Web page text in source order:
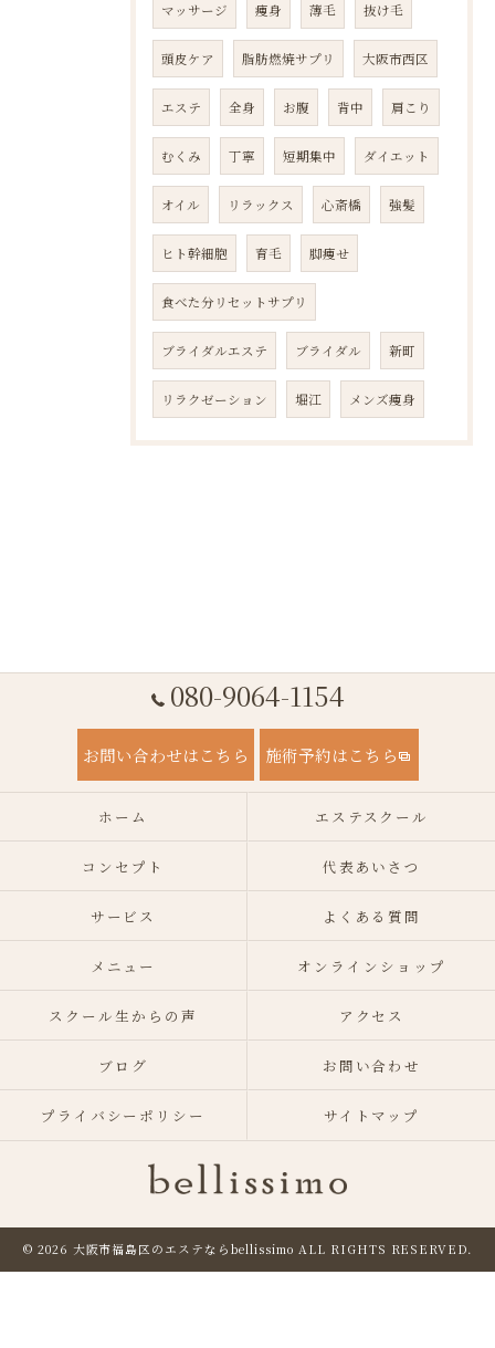
マッサージ 痩身 薄毛 抜け毛
頭皮ケア 脂肪燃焼サプリ 大阪市西区
エステ 全身 お腹 背中 肩こり
むくみ 丁寧 短期集中 ダイエット
オイル リラックス 心斎橋 強髪
ヒト幹細胞 育毛 脚痩せ
食べた分リセットサプリ
ブライダルエステ ブライダル 新町
リラクゼーション 堀江 メンズ痩身
080-9064-1154
お問い合わせはこちら 施術予約はこちら
ホーム エステスクール
コンセプト 代表あいさつ
サービス よくある質問
メニュー オンラインショップ
スクール生からの声 アクセス
ブログ お問い合わせ
プライバシーポリシー サイトマップ
© 2026 大阪市福島区のエステならbellissimo ALL RIGHTS RESERVED.